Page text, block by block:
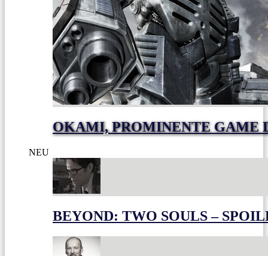
OKAMI, PROMINENTE GAME
NEU
BEYOND: TWO SOULS –